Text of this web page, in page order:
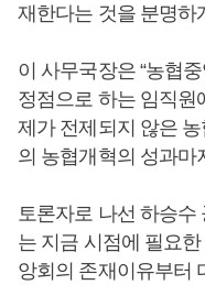
재한다는 것을 분명하
이 사무국장은 “농협
정점으로 하는 임직원
제가 전제되지 않은
의 농협개혁의 성과마
토론자로 나선 하승수
는 지금 시점에 필요
앙회의 존재이유부터